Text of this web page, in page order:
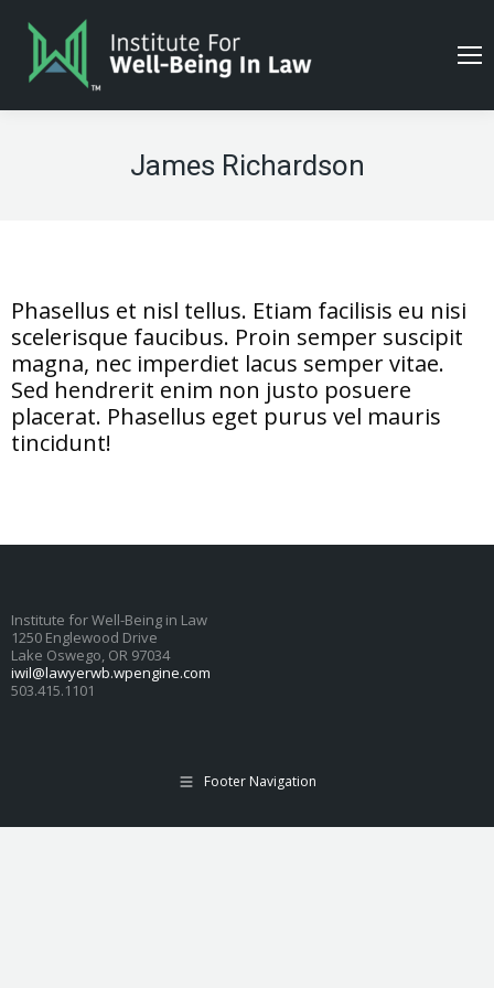
James Richardson
Phasellus et nisl tellus. Etiam facilisis eu nisi
scelerisque faucibus. Proin semper suscipit
magna, nec imperdiet lacus semper vitae.
Sed hendrerit enim non justo posuere
placerat. Phasellus eget purus vel mauris
tincidunt!
Institute for Well-Being in Law
1250 Englewood Drive
Lake Oswego, OR 97034
iwil@lawyerwb.wpengine.com
503.415.1101
Footer Navigation